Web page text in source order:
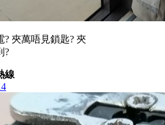
? 夾萬唔見鎖匙? 夾
?
線